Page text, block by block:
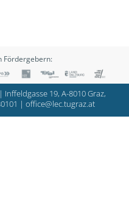
Fördergebern:
19, A-8010 Graz,
| office@lec.tugraz.at